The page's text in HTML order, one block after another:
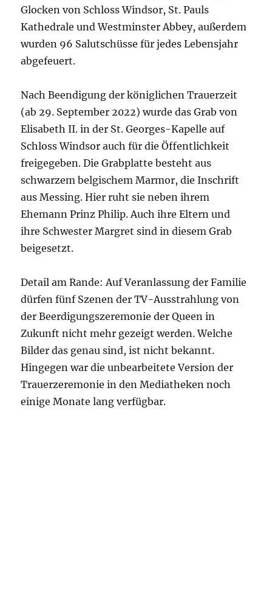
Glocken von Schloss Windsor, St. Pauls
Kathedrale und Westminster Abbey, außerdem
wurden 96 Salutschüsse für jedes Lebensjahr
abgefeuert.
Nach Beendigung der königlichen Trauerzeit
(ab 29. September 2022) wurde das Grab von
Elisabeth II. in der St. Georges-Kapelle auf
Schloss Windsor auch für die Öffentlichkeit
freigegeben. Die Grabplatte besteht aus
schwarzem belgischem Marmor, die Inschrift
aus Messing. Hier ruht sie neben ihrem
Ehemann Prinz Philip. Auch ihre Eltern und
ihre Schwester Margret sind in diesem Grab
beigesetzt.
Detail am Rande: Auf Veranlassung der Familie
dürfen fünf Szenen der TV-Ausstrahlung von
der Beerdigungszeremonie der Queen in
Zukunft nicht mehr gezeigt werden. Welche
Bilder das genau sind, ist nicht bekannt.
Hingegen war die unbearbeitete Version der
Trauerzeremonie in den Mediatheken noch
einige Monate lang verfügbar.